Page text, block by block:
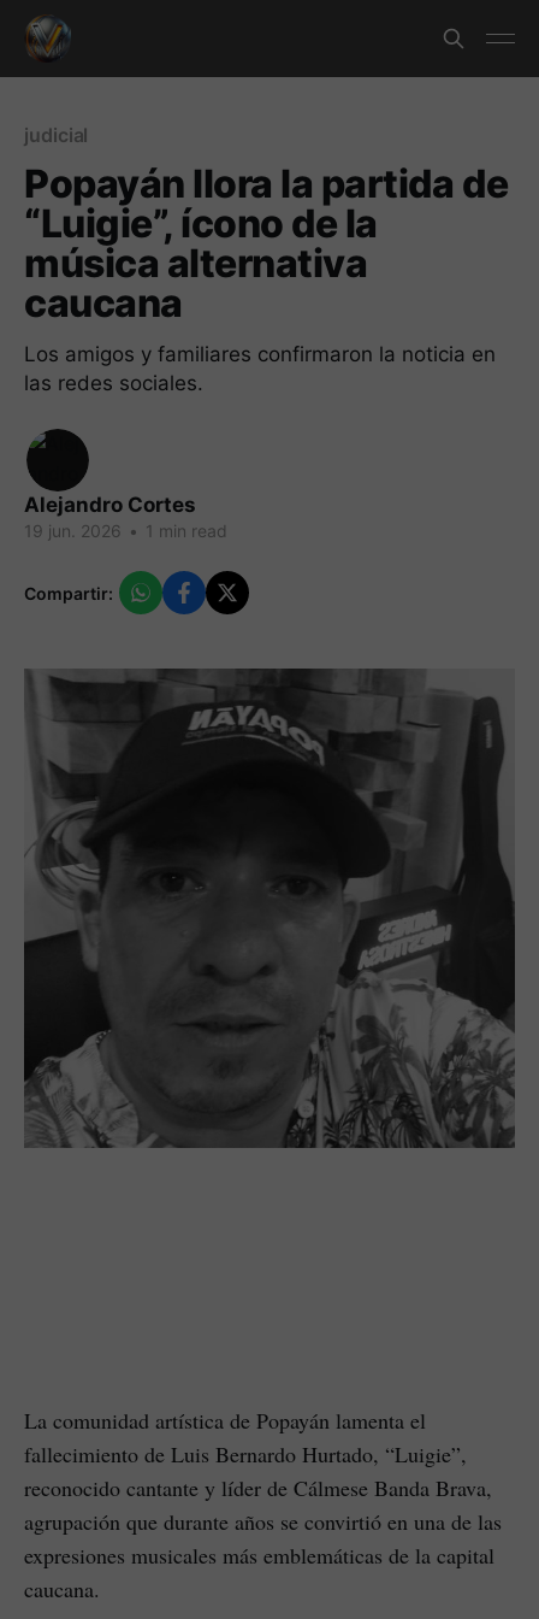
judicial
Popayán llora la partida de
“Luigie”, ícono de la
música alternativa
caucana
Los amigos y familiares confirmaron la noticia en
las redes sociales.
Alejandro Cortes
19 jun. 2026 • 1 min read
Compartir:
La comunidad artística de Popayán lamenta el
fallecimiento de Luis Bernardo Hurtado, “Luigie”,
reconocido cantante y líder de Cálmese Banda Brava,
agrupación que durante años se convirtió en una de las
expresiones musicales más emblemáticas de la capital
caucana.